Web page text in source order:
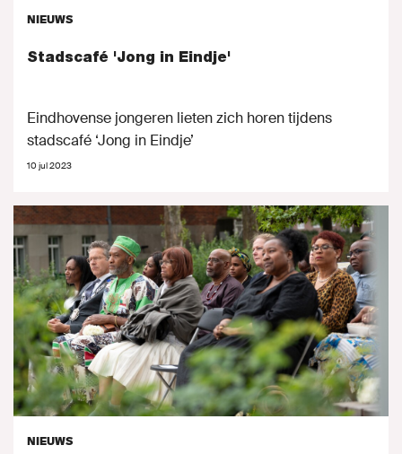
NIEUWS
Stadscafé 'Jong in Eindje'
Eindhovense jongeren lieten zich horen tijdens
stadscafé ‘Jong in Eindje’
10 jul 2023
NIEUWS